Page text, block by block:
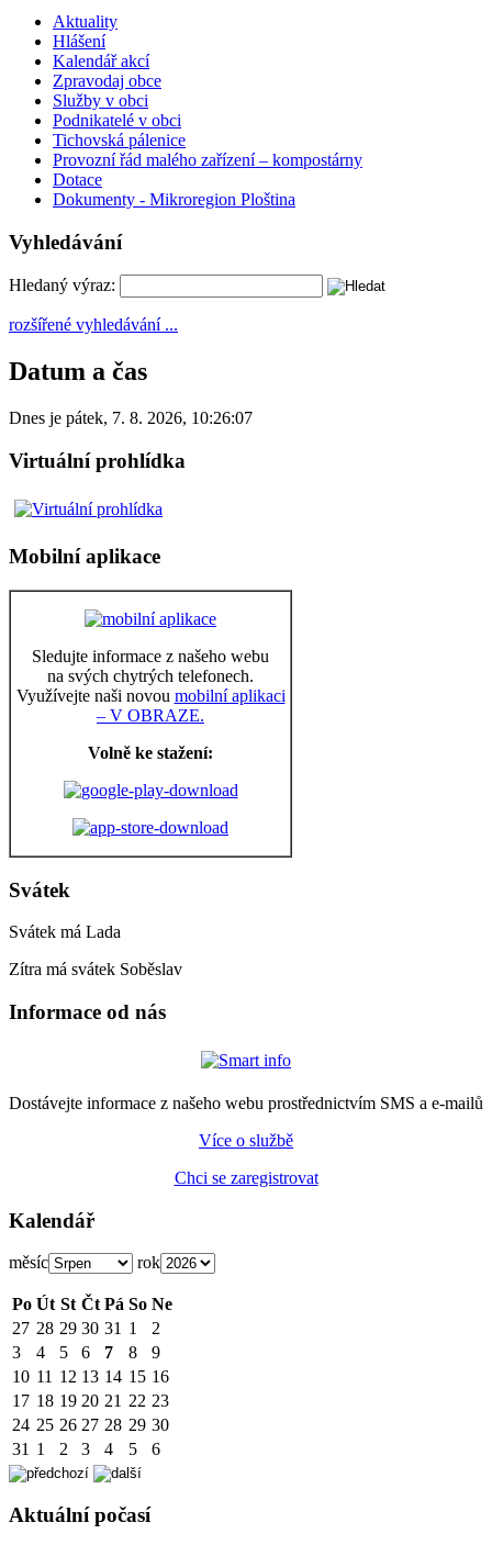
Aktuality
Hlášení
Kalendář akcí
Zpravodaj obce
Služby v obci
Podnikatelé v obci
Tichovská pálenice
Provozní řád malého zařízení – kompostárny
Dotace
Dokumenty - Mikroregion Ploština
Vyhledávání
Hledaný výraz:
rozšířené vyhledávání ...
Datum a čas
Dnes je pátek, 7. 8. 2026, 10:26:07
Virtuální prohlídka
Mobilní aplikace
Sledujte informace z našeho webu
na svých chytrých telefonech.
Využívejte naši novou mobilní aplikaci
– V OBRAZE.
Volně ke stažení:
Svátek
Svátek má Lada
Zítra má svátek Soběslav
Informace od nás
Dostávejte informace z našeho webu prostřednictvím SMS a e-mailů
Více o službě
Chci se zaregistrovat
Kalendář
měsíc rok
Po Út St Čt Pá So Ne
27 28 29 30 31 1
2
3
4 5 6 7 8
9
10 11 12 13 14 15 16
17 18 19 20 21 22 23
24 25 26 27 28 29 30
31 1 2 3 4 5 6
Aktuální počasí